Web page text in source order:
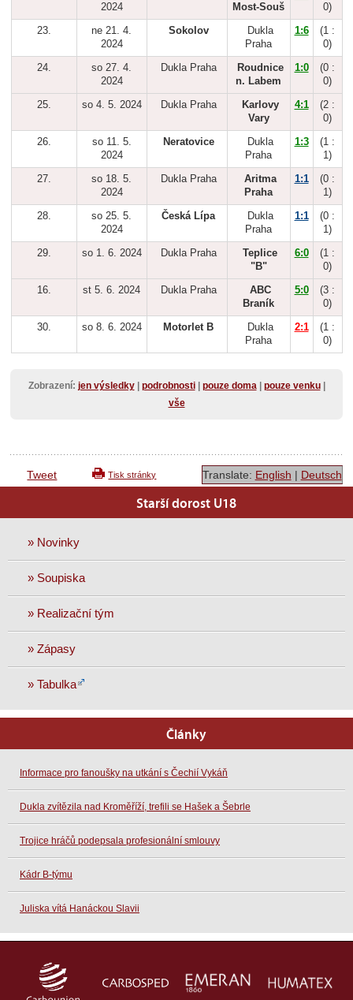
2024
Most-Souš
0)
23.
ne 21. 4.
2024
Sokolov
Dukla
Praha
1:6
(1 :
0)
24.
so 27. 4.
2024
Dukla Praha
Roudnice
n. Labem
1:0
(0 :
0)
25. so 4. 5. 2024 Dukla Praha
Karlovy
Vary
4:1
(2 :
0)
26.
so 11. 5.
2024
Neratovice
Dukla
Praha
1:3
(1 :
1)
27.
so 18. 5.
2024
Dukla Praha
Aritma
Praha
1:1
(0 :
1)
28.
so 25. 5.
2024
Česká Lípa
Dukla
Praha
1:1
(0 :
1)
29. so 1. 6. 2024 Dukla Praha
Teplice
"B"
6:0
(1 :
0)
16. st 5. 6. 2024 Dukla Praha
ABC
Braník
5:0
(3 :
0)
30. so 8. 6. 2024 Motorlet B
Dukla
Praha
2:1
(1 :
0)
Zobrazení: jen výsledky| podrobnosti| pouze doma| pouze venku|
vše
Tweet Tisk stránky Translate: English | Deutsch
Starší dorost U18
» Novinky
» Soupiska
» Realizační tým
» Zápasy
» Tabulka
Články
Informace pro fanoušky na utkání s Čechií Vykáň
Dukla zvítězila nad Kroměříží, trefili se Hašek a Šebrle
Trojice hráčů podepsala profesionální smlouvy
Kádr B-týmu
Juliska vítá Hanáckou Slavii